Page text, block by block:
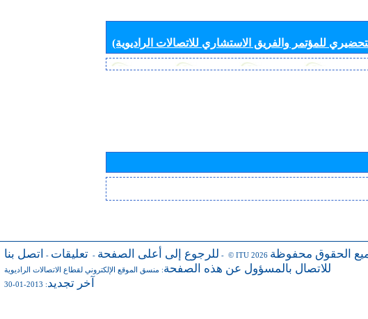
للمؤتمر والفريق الاستشاري للاتصالات الراديوية)
للرجوع إلى أعلى الصفحة - تعليقات - اتصل بنا - © ITU 2026 الحقوق محفوظة
للاتصال بالمسؤول عن هذه الصفحة: منسق الموقع الإلكتروني لقطاع الاتصالات الراديوية
آخر تجديد: 2013-01-30